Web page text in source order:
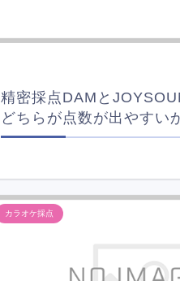
精密採点DAMと
どちらが点数が出やすい
カラオケ採点